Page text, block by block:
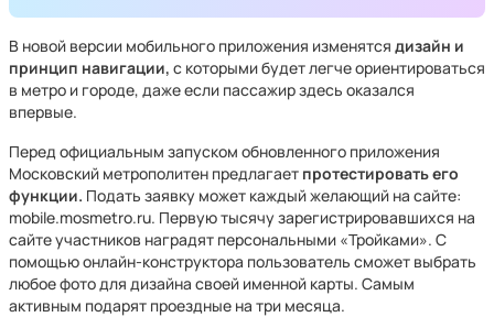
В новой версии мобильного приложения изменятся дизайн и
принцип навигации, с которыми будет легче ориентироваться
в метро и городе, даже если пассажир здесь оказался
впервые.
Перед официальным запуском обновленного приложения
Московский метрополитен предлагает протестировать его
функции. Подать заявку может каждый желающий на сайте:
mobile.mosmetro.ru. Первую тысячу зарегистрировавшихся на
сайте участников наградят персональными «Тройками». С
помощью онлайн-конструктора пользователь сможет выбрать
любое фото для дизайна своей именной карты. Самым
активным подарят проездные на три месяца.